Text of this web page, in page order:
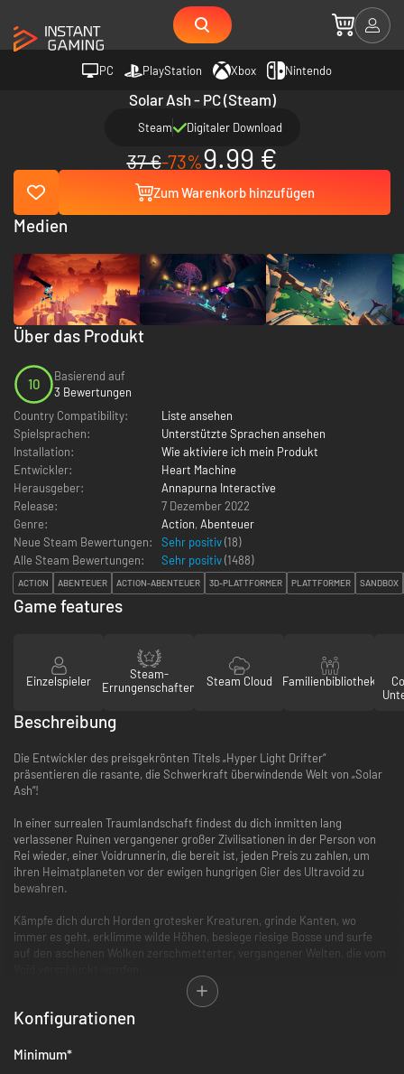
PC PlayStation Xbox Nintendo
Solar Ash - PC (Steam)
Steam Digitaler Download
37 €-73%9.99 €
Zum Warenkorb hinzufügen
Über das Produkt
10
Basierend auf
3 Bewertungen
Country Compatibility:
Liste ansehen
Spielsprachen:
Unterstützte Sprachen ansehen
Installation:
Wie aktiviere ich mein Produkt
Entwickler:
Heart Machine
Herausgeber:
Annapurna Interactive
Release:
7 Dezember 2022
Genre:
Action, Abenteuer
Neue Steam Bewertungen:
Sehr positiv(18)
Alle Steam Bewertungen:
Sehr positiv(1488)
ACTION ABENTEUER ACTION-ABENTEUER 3D-PLATTFORMER PLATTFORMER SANDBOX
Medien
Game features
Einzelspieler
Steam-
Errungenschaften
Steam Cloud Familienbibliothek
Beschreibung
Die Entwickler des preisgekrönten Titels „Hyper Light Drifter“
präsentieren die rasante, die Schwerkraft überwindende Welt von „Solar
Ash“!
In einer surrealen Traumlandschaft findest du dich inmitten lang
verlassener Ruinen vergangener großer Zivilisationen in der Person von
Rei wieder, einer Voidrunnerin, die bereit ist, jeden Preis zu zahlen, um
ihren Heimatplaneten vor der ewigen hungrigen Gier des Ultravoid zu
bewahren.
Kämpfe dich durch Horden grotesker Kreaturen, grinde Kanten, wo
immer es geht, erklimme wilde Höhen, besiege riesige Bosse und surfe
auf den aschenen Wolken zerschmetterter, vergangener Welten, die vom
Wird Rei in der hochgradig stilisierten Welt dieses unvergleichlichen
Action-Abenteuers bestehen können? Wird sie die tödlichen
gelingen, ihre Heimat zu retten? Wird sie die Wahrheit über diese
Konfigurationen
Minimum*